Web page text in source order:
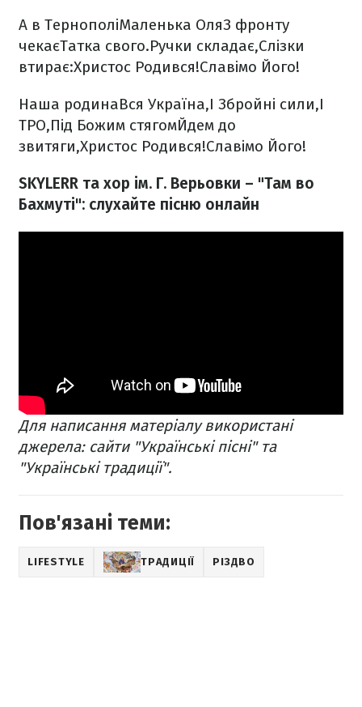
А в ТернополіМаленька ОляЗ фронту
чекаєТатка свого.Ручки складає,Слізки
втирає:Христос Родився!Славімо Його!
Наша родинаВся Україна,І Збройні сили,І
ТРО,Під Божим стягомЙдем до
звитяги,Христос Родився!Славімо Його!
SKYLERR та хор ім. Г. Верьовки – "Там во
Бахмуті": слухайте пісню онлайн
Для написання матеріалу використані
джерела: сайти "Українські пісні" та
"Українські традиції".​​
Пов'язані теми:
LIFESTYLE ТРАДИЦІЇ РІЗДВО